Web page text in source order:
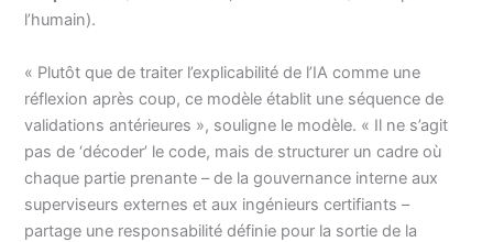
l’humain).
« Plutôt que de traiter l’explicabilité de l’IA comme une
réflexion après coup, ce modèle établit une séquence de
validations antérieures », souligne le modèle. « Il ne s’agit
pas de ‘décoder’ le code, mais de structurer un cadre où
chaque partie prenante – de la gouvernance interne aux
superviseurs externes et aux ingénieurs certifiants –
partage une responsabilité définie pour la sortie de la